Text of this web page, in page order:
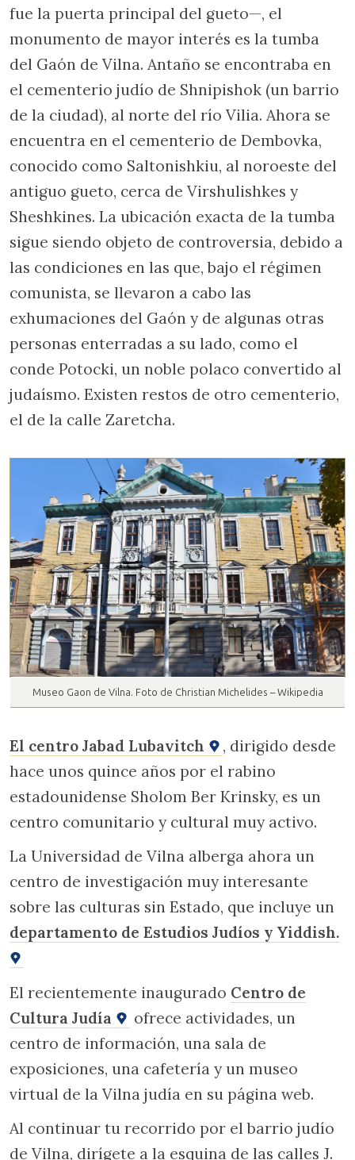
fue la puerta principal del gueto—, el
monumento de mayor interés es la tumba
del Gaón de Vilna. Antaño se encontraba en
el cementerio judío de Shnipishok (un barrio
de la ciudad), al norte del río Vilia. Ahora se
encuentra en el cementerio de Dembovka,
conocido como Saltonishkiu, al noroeste del
antiguo gueto, cerca de Virshulishkes y
Sheshkines. La ubicación exacta de la tumba
sigue siendo objeto de controversia, debido a
las condiciones en las que, bajo el régimen
comunista, se llevaron a cabo las
exhumaciones del Gaón y de algunas otras
personas enterradas a su lado, como el
conde Potocki, un noble polaco convertido al
judaísmo. Existen restos de otro cementerio,
el de la calle Zaretcha.
Museo Gaon de Vilna. Foto de Christian Michelides – Wikipedia
El centro Jabad Lubavitch
, dirigido desde
hace unos quince años por el rabino
estadounidense Sholom Ber Krinsky, es un
centro comunitario y cultural muy activo.
La Universidad de Vilna alberga ahora un
centro de investigación muy interesante
sobre las culturas sin Estado, que incluye un
departamento de Estudios Judíos y Yiddish.
El recientemente inaugurado Centro de
Cultura Judía
ofrece actividades, un
centro de información, una sala de
exposiciones, una cafetería y un museo
virtual de la Vilna judía en su página web.
Al continuar tu recorrido por el barrio judío
de Vilna, dirígete a la esquina de las calles J.